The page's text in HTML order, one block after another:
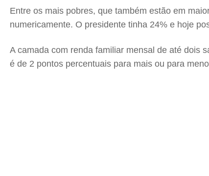
Entre os mais pobres, que também estão em
numericamente. O presidente tinha 24% e hoje
A camada com renda familiar mensal de até dois
é de 2 pontos percentuais para mais ou para